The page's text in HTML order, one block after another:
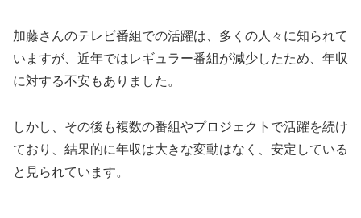
加藤さんのテレビ番組での活躍は、多くの人々に知られて
いますが、近年ではレギュラー番組が減少したため、年収
に対する不安もありました。
しかし、その後も複数の番組やプロジェクトで活躍を続け
ており、結果的に年収は大きな変動はなく、安定している
と見られています。